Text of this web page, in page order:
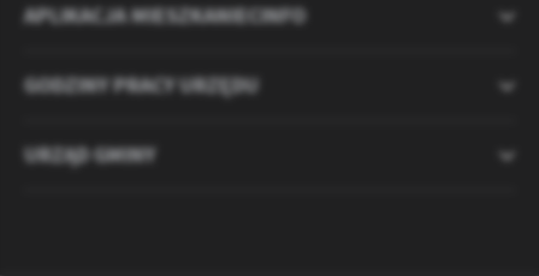
APLIKACJA MIESZKANIECINFO
GODZINY PRACY URZĘDU
URZĄD GMINY